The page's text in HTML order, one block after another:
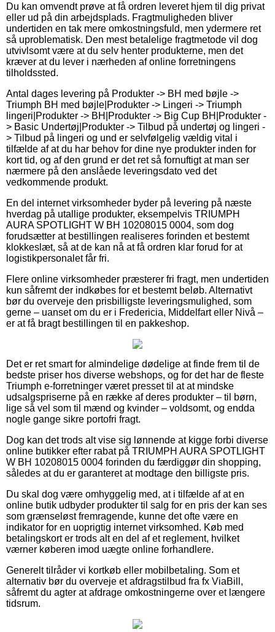
Du kan omvendt prøve at få ordren leveret hjem til dig privat
eller ud på din arbejdsplads. Fragtmuligheden bliver
undertiden en tak mere omkostningsfuld, men ydermere ret
så uproblematisk. Den mest betalelige fragtmetode vil dog
utvivlsomt være at du selv henter produkterne, men det
kræver at du lever i nærheden af online forretningens
tilholdssted.
Antal dages levering på Produkter -> BH med bøjle ->
Triumph BH med bøjle|Produkter -> Lingeri -> Triumph
lingeri|Produkter -> BH|Produkter -> Big Cup BH|Produkter -
> Basic Undertøj|Produkter -> Tilbud på undertøj og lingeri -
> Tilbud på lingeri og und er selvfølgelig vældig vital i
tilfælde af at du har behov for dine nye produkter inden for
kort tid, og af den grund er det ret så fornuftigt at man ser
nærmere på den anslåede leveringsdato ved det
vedkommende produkt.
En del internet virksomheder byder på levering på næste
hverdag på utallige produkter, eksempelvis TRIUMPH
AURA SPOTLIGHT W BH 10208015 0004, som dog
forudsætter at bestillingen realiseres forinden et bestemt
klokkeslæt, så at de kan nå at få ordren klar forud for at
logistikpersonalet får fri.
Flere online virksomheder præsterer fri fragt, men undertiden
kun såfremt der indkøbes for et bestemt beløb. Alternativt
bør du overveje den prisbilligste leveringsmulighed, som
gerne – uanset om du er i Fredericia, Middelfart eller Nivå –
er at få bragt bestillingen til en pakkeshop.
Det er ret smart for almindelige dødelige at finde frem til de
bedste priser hos diverse webshops, og for det har de fleste
Triumph e-forretninger været presset til at at mindske
udsalgspriserne på en række af deres produkter – til børn,
lige så vel som til mænd og kvinder – voldsomt, og endda
nogle gange sikre portofri fragt.
Dog kan det trods alt vise sig lønnende at kigge forbi diverse
online butikker efter rabat på TRIUMPH AURA SPOTLIGHT
W BH 10208015 0004 forinden du færdiggør din shopping,
således at du er garanteret at modtage den billigste pris.
Du skal dog være omhyggelig med, at i tilfælde af at en
online butik udbyder produkter til salg for en pris der kan ses
som grænseløst fremragende, kunne det ofte være en
indikator for en uoprigtig internet virksomhed. Køb med
betalingskort er trods alt en del af et reglement, hvilket
værner køberen imod uægte online forhandlere.
Generelt tilråder vi kortkøb eller mobilbetaling. Som et
alternativ bør du overveje et afdragstilbud fra fx ViaBill,
såfremt du agter at afdrage omkostningerne over et længere
tidsrum.